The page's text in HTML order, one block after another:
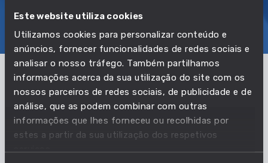
Este website utiliza cookies
Utilizamos cookies para personalizar conteúdo e
anúncios, fornecer funcionalidades de redes sociais e
analisar o nosso tráfego. Também partilhamos
informações acerca da sua utilização do site com os
nossos parceiros de redes sociais, de publicidade e de
análise, que as podem combinar com outras
informações que lhes forneceu ou recolhidas por
estes a partir da sua utilização dos respetivos
serviços.
SOBREEMPREGO E SALÁRIO
EDUCAÇÃO E COMPETÊNCIASTRANSIÇÕES
Os dados apresentados correspondem ao
conjunto das profissões: Agente da proteção civil,
Agente municipal, Guarda costeiro, Guarda
municipal, Nadador-salvador, Patrulheiro.